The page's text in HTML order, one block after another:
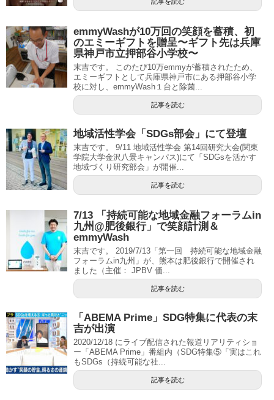
emmyWashが10万回の笑顔を蓄積、初
のエミーギフトを贈呈〜ギフト先は兵庫
県神戸市立押部谷小学校〜
末吉です。 このたび10万emmyが蓄積されたため、
エミーギフトとして兵庫県神戸市にある押部谷小学
校に対し、emmyWash１台と除菌...
記事を読む
地域活性学会「SDGs部会」にて登壇
末吉です。 9/11 地域活性学会 第14回研究大会(関東
学院大学金沢八景キャンパス)にて「SDGsを活かす
地域づくり研究部会」が開催...
記事を読む
7/13 「持続可能な地域金融フォーラムin
九州@肥後銀行」で笑顔計測＆
emmyWash
末吉です。 2019/7/13「第一回 持続可能な地域金融
フォーラムin九州」が、熊本は肥後銀行で開催され
ました（主催： JPBV 価...
記事を読む
「ABEMA Prime」SDG特集に代表の末
吉が出演
2020/12/18 にライブ配信された報道リアリティショ
ー「ABEMA Prime」番組内（SDG特集⑤「実はこれ
もSDGs（持続可能な社...
記事を読む